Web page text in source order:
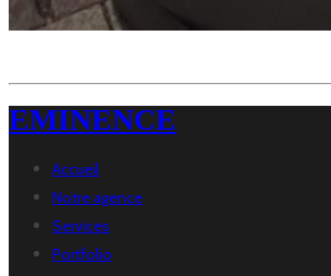
EMINENCE
Accueil
Notre agence
Services
Portfolio